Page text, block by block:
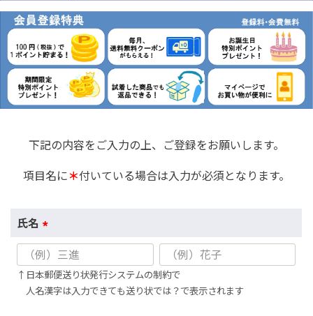
下記の内容をご入力の上、ご登録をお願いします。
項目名に＊付いている場合は入力が必須となります。
氏名
(
必
須
)
↑日本郵便送り状発行システムの制約で
人名漢字は入力できても送り状では？で表示されます